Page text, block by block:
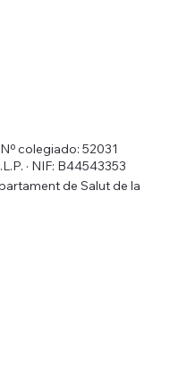
colegiado: 52031
· NIF: B44543353
de Salut de la